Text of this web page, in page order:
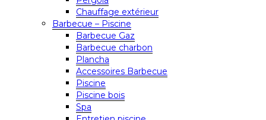
Chauffage extérieur
Barbecue – Piscine
Barbecue Gaz
Barbecue charbon
Plancha
Accessoires Barbecue
Piscine
Piscine bois
Spa